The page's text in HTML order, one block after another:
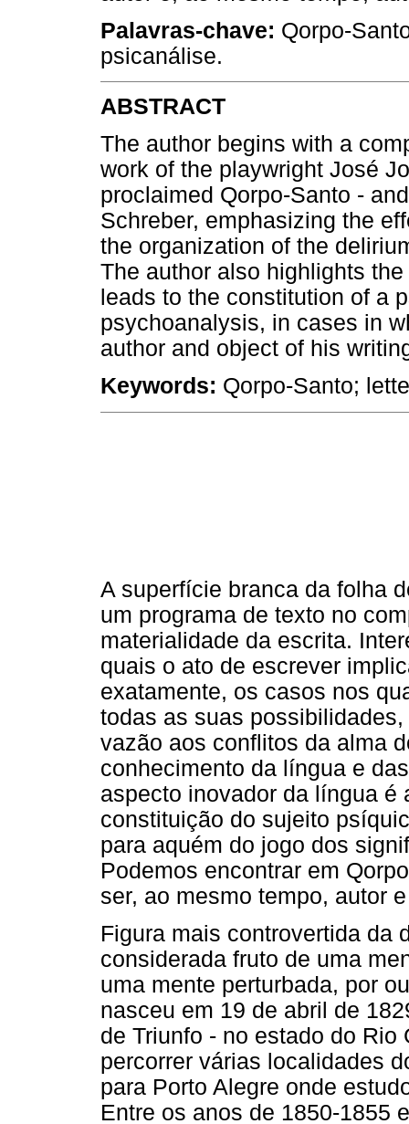
Palavras-chave: Qorpo-
psicanálise.
ABSTRACT
The author begins with a
work of the playwright José
proclaimed Qorpo-Santo -
Schreber, emphasizing the
the organization of the
The author also highlights
leads to the constitution of a
psychoanalysis, in cases in
author and object of his
Keywords: Qorpo-Santo;
A superfície branca da folha
um programa de texto no
materialidade da escrita.
quais o ato de escrever
exatamente, os casos nos
todas as suas
vazão aos conflitos da alma
conhecimento da língua e
aspecto inovador da língua é
constituição do sujeito
para aquém do jogo dos
Podemos encontrar em
ser, ao mesmo tempo, autor
Figura mais controvertida da
considerada fruto de uma
uma mente perturbada, por
nasceu em 19 de abril de
de Triunfo - no estado do
percorrer várias localidades
para Porto Alegre onde
Entre os anos de 1850-1855